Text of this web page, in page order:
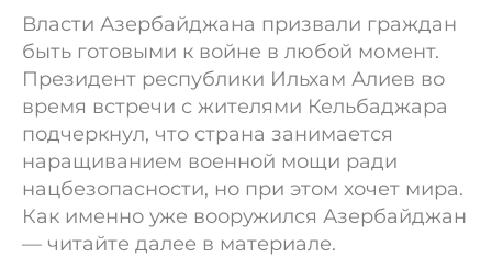
Власти Азербайджана призвали граждан
быть готовыми к войне в любой момент.
Президент республики Ильхам Алиев во
время встречи с жителями Кельбаджара
подчеркнул, что страна занимается
наращиванием военной мощи ради
нацбезопасности, но при этом хочет мира.
Как именно уже вооружился Азербайджан
— читайте далее в материале.